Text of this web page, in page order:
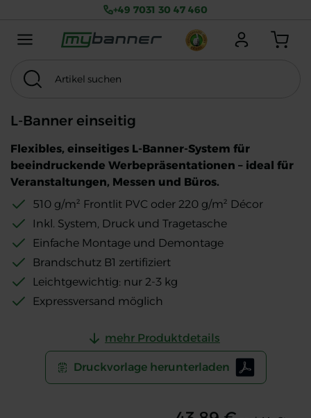
+49 7031 30 47 460
Anmelden Warenkorb
Menu mobile
MwSt. exkl.
Thema
L-Banner einseitig
Flexibles, einseitiges L-Banner-System für
beeindruckende Werbepräsentationen – ideal für
Veranstaltungen, Messen und Büros.
510 g/m² Frontlit PVC oder 220 g/m² Décor
Inkl. System, Druck und Tragetasche
Einfache Montage und Demontage
Brandschutz B1 zertifiziert
Leichtgewichtig: nur 2-3 kg
Expressversand möglich
mehr Produktdetails
Druckvorlage herunterladen